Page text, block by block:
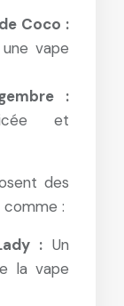
Coco :
vape
:
et
des
comme :
: Un
la vape